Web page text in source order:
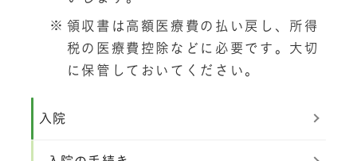
領収書は高額医療費の払い戻し、所得
税の医療費控除などに必要です。大切
に保管しておいてください。
入院